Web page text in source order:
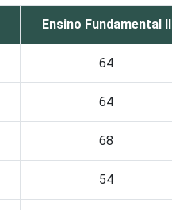
Ensino Fundamental II
64
64
68
54